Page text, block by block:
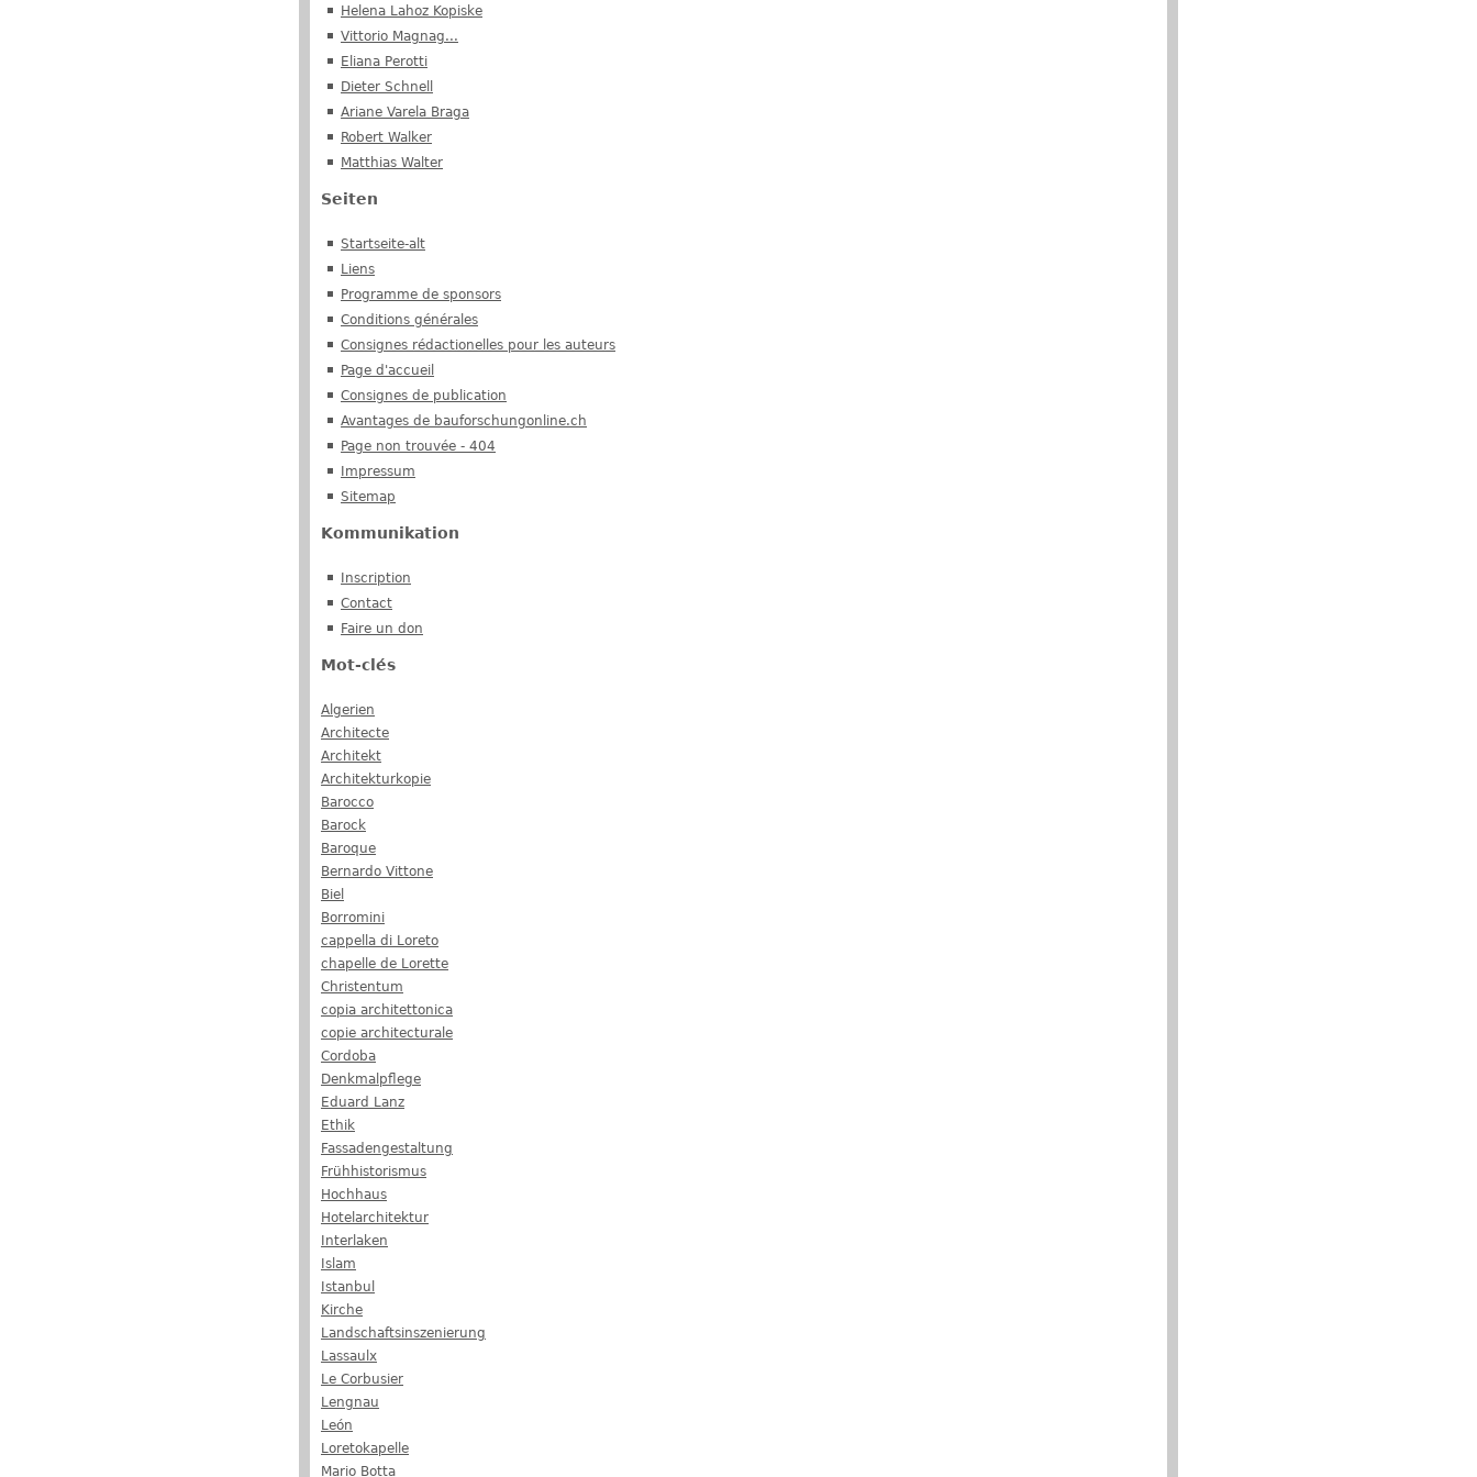
Helena Lahoz Kopiske
Vittorio Magnag...
Eliana Perotti
Dieter Schnell
Ariane Varela Braga
Robert Walker
Matthias Walter
Seiten
Startseite-alt
Liens
Programme de sponsors
Conditions générales
Consignes rédactionelles pour les auteurs
Page d'accueil
Consignes de publication
Avantages de bauforschungonline.ch
Page non trouvée - 404
Impressum
Sitemap
Kommunikation
Inscription
Contact
Faire un don
Mot-clés
Algerien
Architecte
Architekt
Architekturkopie
Barocco
Barock
Baroque
Bernardo Vittone
Biel
Borromini
cappella di Loreto
chapelle de Lorette
Christentum
copia architettonica
copie architecturale
Cordoba
Denkmalpflege
Eduard Lanz
Ethik
Fassadengestaltung
Frühhistorismus
Hochhaus
Hotelarchitektur
Interlaken
Islam
Istanbul
Kirche
Landschaftsinszenierung
Lassaulx
Le Corbusier
Lengnau
León
Loretokapelle
Mario Botta